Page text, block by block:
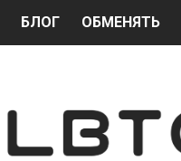
БЛОГ ОБМЕНЯТЬ